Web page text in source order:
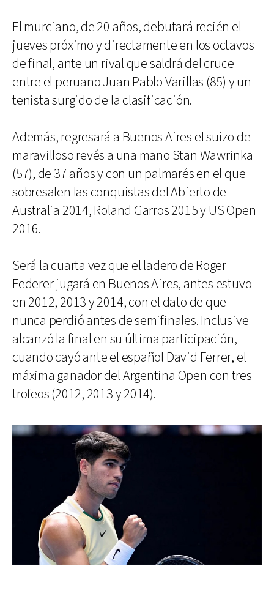
El murciano, de 20 años, debutará recién el
jueves próximo y directamente en los octavos
de final, ante un rival que saldrá del cruce
entre el peruano Juan Pablo Varillas (85) y un
tenista surgido de la clasificación.
Además, regresará a Buenos Aires el suizo de
maravilloso revés a una mano Stan Wawrinka
(57), de 37 años y con un palmarés en el que
sobresalen las conquistas del Abierto de
Australia 2014, Roland Garros 2015 y US Open
2016.
Será la cuarta vez que el ladero de Roger
Federer jugará en Buenos Aires, antes estuvo
en 2012, 2013 y 2014, con el dato de que
nunca perdió antes de semifinales. Inclusive
alcanzó la final en su última participación,
cuando cayó ante el español David Ferrer, el
máxima ganador del Argentina Open con tres
trofeos (2012, 2013 y 2014).